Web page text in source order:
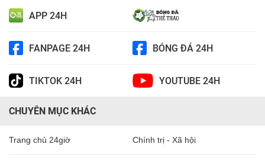
APP 24H
FANPAGE 24H BÓNG ĐÁ 24H
TIKTOK 24H YOUTUBE 24H
CHUYÊN MỤC KHÁC
Trang chủ 24giờ Chính trị - Xã hội